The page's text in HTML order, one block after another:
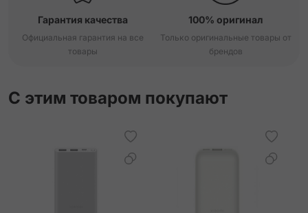
Гарантия качества
Официальная гарантия на все
товары
100% оригинал
Только оригинальные товары от
брендов
С этим товаром покупают